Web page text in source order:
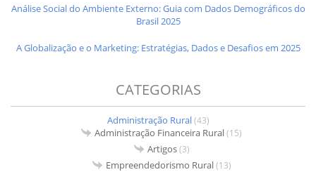
Análise Social do Ambiente Externo: Guia com Dados Demográficos do
Brasil 2025
A Globalização e o Marketing: Estratégias, Dados e Desafios em 2025
CATEGORIAS
Administração Rural(43)
Administração Financeira Rural(15)
Artigos(3)
Empreendedorismo Rural(13)